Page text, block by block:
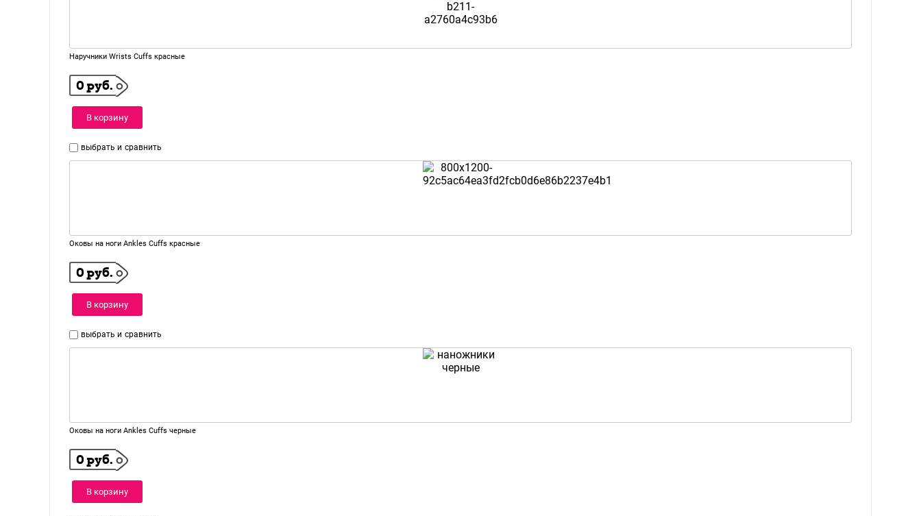
Наручники Wrists Cuffs красные
0 руб.
В корзину
выбрать и сравнить
Оковы на ноги Ankles Cuffs красные
0 руб.
В корзину
выбрать и сравнить
Оковы на ноги Ankles Cuffs черные
0 руб.
В корзину